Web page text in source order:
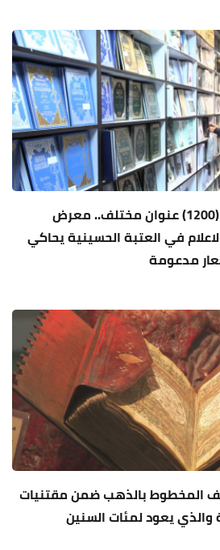
بالفيديو: يضم اكثر من (1200) عنوان مختلف.. معرض
في العتبة الحسينية يحاكي
مدعومة
المخطوط بالذهب ضمن مقتنيات
يعود لمئات السنين